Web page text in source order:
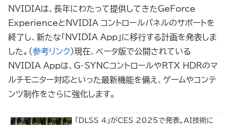
NVIDIAは、長年にわたって提供してきたGeForce
ExperienceとNVIDIA コントロールパネルのサポートを
終了し、新たな「NVIDIA App」に移行する計画を発表しま
した。（参考リンク）現在、ベータ版で公開されている
NVIDIA Appは、G-SYNCコントロールやRTX HDRのマ
ルチモニター対応といった最新機能を備え、ゲームやコンテ
ンツ制作をさらに強化します。
「DLSS 4」がCES 2025で発表。AI技術に